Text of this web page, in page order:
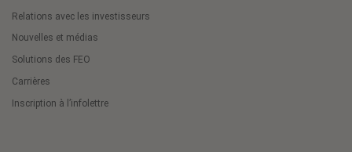
Relations avec les investisseurs
Nouvelles et médias
Solutions des FEO
Carrières
Inscription à l’infolettre